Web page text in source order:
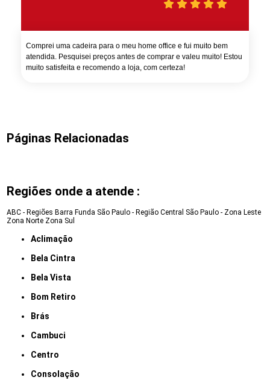
Comprei uma cadeira para o meu home office e fui muito bem
atendida. Pesquisei preços antes de comprar e valeu muito! Estou
muito satisfeita e recomendo a loja, com certeza!
Páginas Relacionadas
Regiões onde a atende :
ABC - Regiões Barra Funda São Paulo - Região Central São Paulo - Zona Leste
Zona Norte Zona Sul
Aclimação
Bela Cintra
Bela Vista
Bom Retiro
Brás
Cambuci
Centro
Consolação